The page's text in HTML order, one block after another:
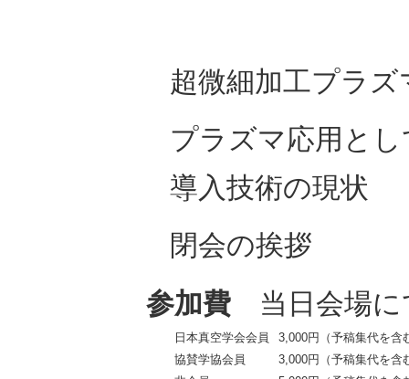
超微細加工プラ
プラズマ応用と
導入技術の現状
閉会の挨拶
参加費 当日会場に
日本真空学会会員
3,000円（予稿集代を含
協賛学協会員
3,000円（予稿集代を含